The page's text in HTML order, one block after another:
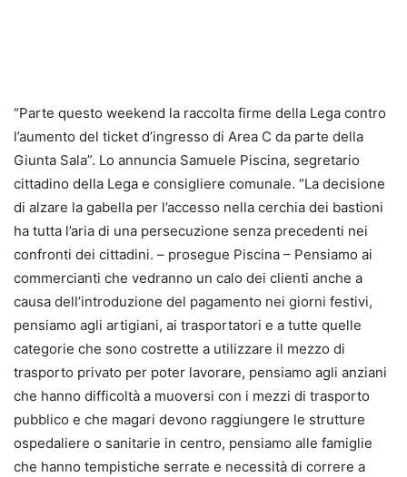
“Parte questo weekend la raccolta firme della Lega contro
l’aumento del ticket d’ingresso di Area C da parte della
Giunta Sala”. Lo annuncia Samuele Piscina, segretario
cittadino della Lega e consigliere comunale. “La decisione
di alzare la gabella per l’accesso nella cerchia dei bastioni
ha tutta l’aria di una persecuzione senza precedenti nei
confronti dei cittadini. – prosegue Piscina – Pensiamo ai
commercianti che vedranno un calo dei clienti anche a
causa dell’introduzione del pagamento nei giorni festivi,
pensiamo agli artigiani, ai trasportatori e a tutte quelle
categorie che sono costrette a utilizzare il mezzo di
trasporto privato per poter lavorare, pensiamo agli anziani
che hanno difficoltà a muoversi con i mezzi di trasporto
pubblico e che magari devono raggiungere le strutture
ospedaliere o sanitarie in centro, pensiamo alle famiglie
che hanno tempistiche serrate e necessità di correre a